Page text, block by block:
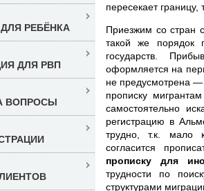
пересекает
Приезжим со стран
такой же порядок
государств.
оформляется на
не предусмотрена
прописку
самостоятельно
регистрацию в
трудно, т.к. мало
согласится
прописку для
трудности по
структурами
РЕБЁНКА
ДЛЯ РВП
ВОПРОСЫ